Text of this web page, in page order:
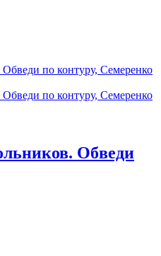
Обведи